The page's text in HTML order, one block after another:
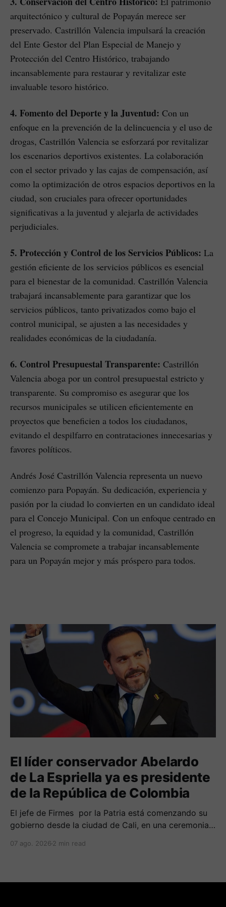
arquitectónico y cultural de Popayán merece ser
preservado. Castrillón Valencia impulsará la creación
del Ente Gestor del Plan Especial de Manejo y
Protección del Centro Histórico, trabajando
incansablemente para restaurar y revitalizar este
invaluable tesoro histórico.
4. Fomento del Deporte y la Juventud: Con un
enfoque en la prevención de la delincuencia y el uso de
drogas, Castrillón Valencia se esforzará por revitalizar
los escenarios deportivos existentes. La colaboración
con el sector privado y las cajas de compensación, así
como la optimización de otros espacios deportivos en la
ciudad, son cruciales para ofrecer oportunidades
significativas a la juventud y alejarla de actividades
perjudiciales.
5. Protección y Control de los Servicios Públicos: La
gestión eficiente de los servicios públicos es esencial
para el bienestar de la comunidad. Castrillón Valencia
trabajará incansablemente para garantizar que los
servicios públicos, tanto privatizados como bajo el
control municipal, se ajusten a las necesidades y
realidades económicas de la ciudadanía.
6. Control Presupuestal Transparente: Castrillón
Valencia aboga por un control presupuestal estricto y
transparente. Su compromiso es asegurar que los
recursos municipales se utilicen eficientemente en
proyectos que beneficien a todos los ciudadanos,
evitando el despilfarro en contrataciones innecesarias y
favores políticos.
Andrés José Castrillón Valencia representa un nuevo
comienzo para Popayán. Su dedicación, experiencia y
pasión por la ciudad lo convierten en un candidato ideal
para el Concejo Municipal. Con un enfoque centrado en
el progreso, la equidad y la comunidad, Castrillón
Valencia se compromete a trabajar incansablemente
para un Popayán mejor y más próspero para todos.
El líder conservador Abelardo
de La Espriella ya es presidente
de la República de Colombia
El jefe de Firmes por la Patria está comenzando su
gobierno desde la ciudad de Cali, en una ceremonia
gobiernos conservadores.
07 ago. 2026 2 min read